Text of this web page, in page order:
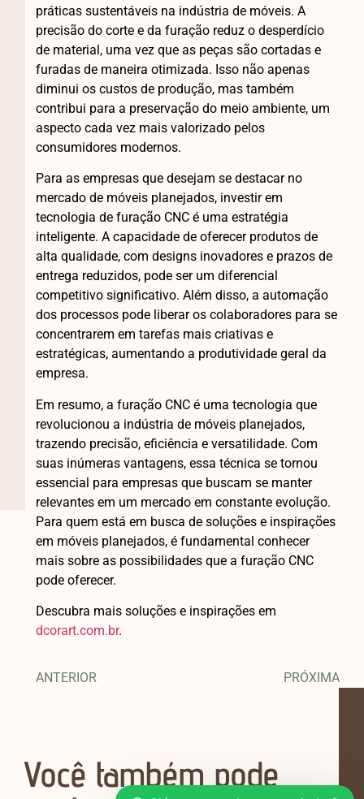
práticas sustentáveis na indústria de móveis. A
precisão do corte e da furação reduz o desperdício
de material, uma vez que as peças são cortadas e
furadas de maneira otimizada. Isso não apenas
diminui os custos de produção, mas também
contribui para a preservação do meio ambiente, um
aspecto cada vez mais valorizado pelos
consumidores modernos.
Para as empresas que desejam se destacar no
mercado de móveis planejados, investir em
tecnologia de furação CNC é uma estratégia
inteligente. A capacidade de oferecer produtos de
alta qualidade, com designs inovadores e prazos de
entrega reduzidos, pode ser um diferencial
competitivo significativo. Além disso, a automação
dos processos pode liberar os colaboradores para se
concentrarem em tarefas mais criativas e
estratégicas, aumentando a produtividade geral da
empresa.
Em resumo, a furação CNC é uma tecnologia que
revolucionou a indústria de móveis planejados,
trazendo precisão, eficiência e versatilidade. Com
suas inúmeras vantagens, essa técnica se tornou
essencial para empresas que buscam se manter
relevantes em um mercado em constante evolução.
Para quem está em busca de soluções e inspirações
em móveis planejados, é fundamental conhecer
mais sobre as possibilidades que a furação CNC
pode oferecer.
Descubra mais soluções e inspirações em
dcorart.com.br.
ANTERIOR PRÓXIMA
Você também pode